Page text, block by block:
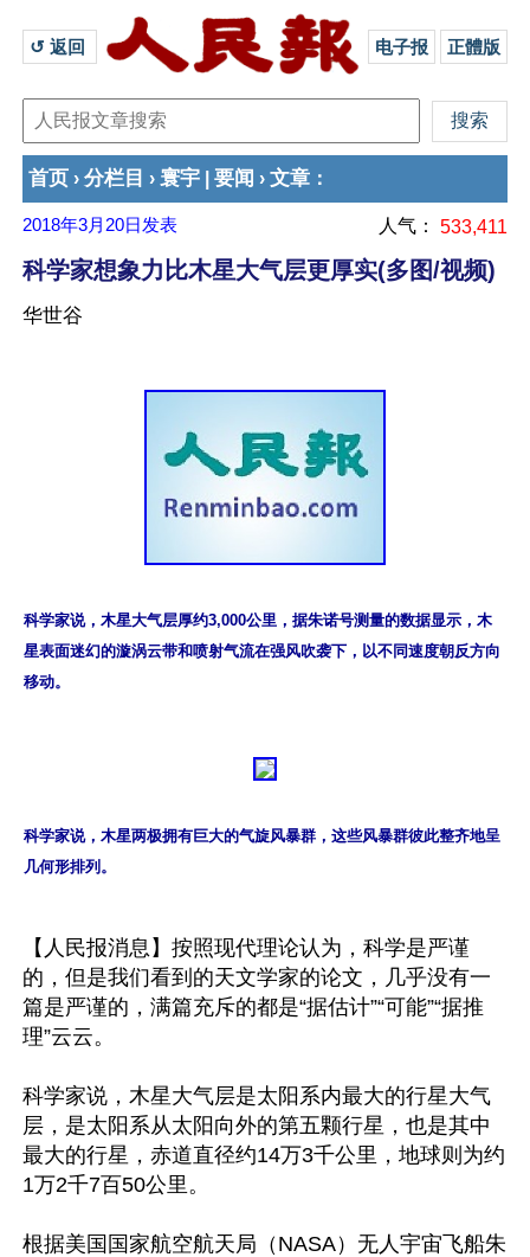
↺ 返回 电子报 正體版
首页 › 分栏目 › 寰宇 要闻 › 文章 ：
2018年3月20日 发表 人气： 533,411
科学家想象力比木星大气层更厚实(多图/视频)
华世谷
科学家说，木星大气层厚约3,000公里，据朱诺号测量的数据显示，木
星表面迷幻的漩涡云带和喷射气流在强风吹袭下，以不同速度朝反方向
移动。
科学家说，木星两极拥有巨大的气旋风暴群，这些风暴群彼此整齐地呈
几何形排列。
【人民报消息】按照现代理论认为，科学是严谨
的，但是我们看到的天文学家的论文，几乎没有一
篇是严谨的，满篇充斥的都是“据估计”“可能”“据推
理”云云。
科学家说，木星大气层是太阳系内最大的行星大气
层，是太阳系从太阳向外的第五颗行星，也是其中
最大的行星，赤道直径约14万3千公里，地球则为约
1万2千7百50公里。
根据美国国家航空航天局（NASA）无人宇宙飞船朱